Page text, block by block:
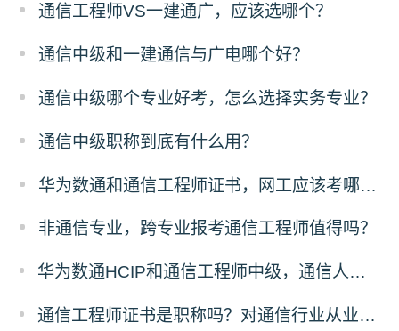
通信工程师VS一建通广，应该选哪个？
通信中级和一建通信与广电哪个好？
通信中级哪个专业好考，怎么选择实务专业？
通信中级职称到底有什么用？
华为数通和通信工程师证书，网工应该考哪一个？
非通信专业，跨专业报考通信工程师值得吗？
华为数通HCIP和通信工程师中级，通信人优先考哪个？
通信工程师证书是职称吗？对通信行业从业者有什么用